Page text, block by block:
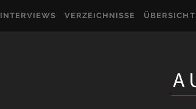
INTERVIEWS VERZEICHNISSE